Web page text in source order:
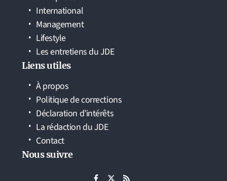
International
Management
Lifestyle
Les entretiens du JDE
Liens utiles
À propos
Politique de corrections
Déclaration d’intérêts
La rédaction du JDE
Contact
Nous suivre